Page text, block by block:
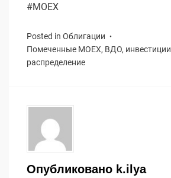
#MOEX
Posted in Облигации
Помеченные MOEX, ВДО, инвестиции
распределение
Опубликовано k.ilya